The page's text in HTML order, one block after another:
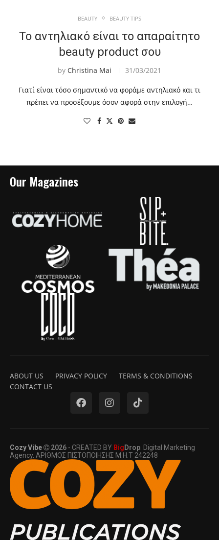
BEAUTY BEAUTY TIPS
Το αντηλιακό είναι το απαραίτητο
beauty product σου
by Christina Mai 31/03/2021
Γιατί είναι τόσο σημαντικό να φοράμε αντηλιακό και τι
πρέπει να προσέξουμε όσον αφορά στην επιλογή…
Our Magazines
ABOUT US PRIVACY POLICY
TERMS & CONDITIONS
CONTACT US
Cozy Vibe 2026 - CREATED BY Big Drop. Digital Marketing
Agency. ΑΡΙΘΜΟΣ ΠΙΣΤΟΠΟΙΗΣΗΣ Μ.Η.Τ 242248